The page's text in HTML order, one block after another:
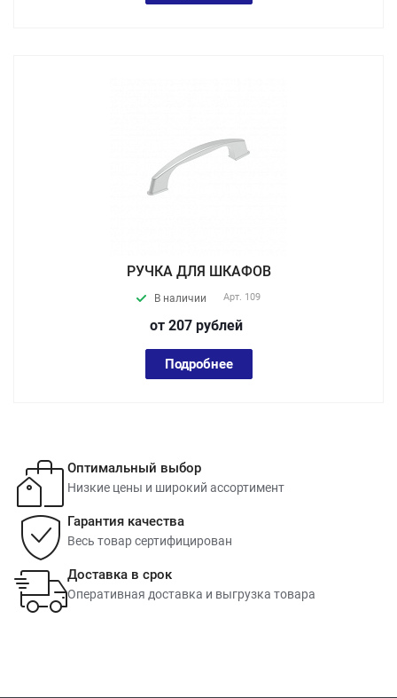
РУЧКА ДЛЯ ШКАФОВ
В наличии Арт. 109
от 207 рублей
Подробнее
Оптимальный выбор
Низкие цены и широкий ассортимент
Гарантия качества
Весь товар сертифицирован
Доставка в срок
Оперативная доставка и выгрузка товара